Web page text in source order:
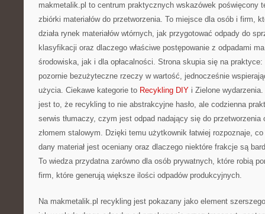
makmetalik.pl to centrum praktycznych wskazówek poświęcony
zbiórki materiałów do przetworzenia. To miejsce dla osób i firm,
działa rynek materiałów wtórnych, jak przygotować odpady do
klasyfikacji oraz dlaczego właściwe postępowanie z odpadami
środowiska, jak i dla opłacalności. Strona skupia się na
pozornie bezużyteczne rzeczy w wartość, jednocześnie
użycia. Ciekawe kategorie to Recykling DIY i Zielone
jest to, że recykling to nie abstrakcyjne hasło, ale codzienna
serwis tłumaczy, czym jest odpad nadający się do
złomem stalowym. Dzięki temu użytkownik łatwiej rozpoznaje,
dany materiał jest oceniany oraz dlaczego niektóre frakcje są
To wiedza przydatna zarówno dla osób prywatnych, które robią
firm, które generują większe ilości odpadów produkcyjnych.
Na makmetalik.pl recykling jest pokazany jako element